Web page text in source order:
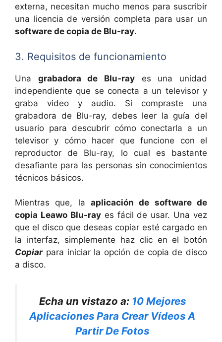
externa, necesitan mucho menos para suscribir
una licencia de versión completa para usar un
software de copia de Blu-ray.
3. Requisitos de funcionamiento
Una grabadora de Blu-ray es una unidad
independiente que se conecta a un televisor y
graba video y audio. Si compraste una
grabadora de Blu-ray, debes leer la guía del
usuario para descubrir cómo conectarla a un
televisor y cómo hacer que funcione con el
reproductor de Blu-ray, lo cual es bastante
desafiante para las personas sin conocimientos
técnicos básicos.
Mientras que, la aplicación de software de
copia Leawo Blu-rayes fácil de usar. Una vez
que el disco que deseas copiar esté cargado en
la interfaz, simplemente haz clic en el botón
Copiarpara iniciar la opción de copia de disco
a disco.
Echa un vistazo a: 10 Mejores
Aplicaciones Para Crear Vídeos A
Partir De Fotos